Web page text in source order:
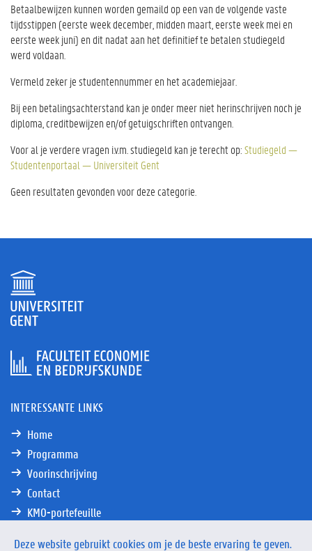
Betaalbewijzen kunnen worden gemaild op een van de volgende vaste
tijdsstippen (eerste week december, midden maart, eerste week mei en
eerste week juni) en dit nadat aan het definitief te betalen studiegeld
werd voldaan.
Vermeld zeker je studentennummer en het academiejaar.
Bij een betalingsachterstand kan je onder meer niet herinschrijven noch je
diploma, creditbewijzen en/of getuigschriften ontvangen.
Voor al je verdere vragen i.v.m. studiegeld kan je terecht op:Studiegeld —
Studentenportaal — Universiteit Gent
Geen resultaten gevonden voor deze categorie.
INTERESSANTE LINKS
Home
Programma
Voorinschrijving
Contact
KMO-portefeuille
Deze website gebruikt cookies om je de beste ervaring te geven.